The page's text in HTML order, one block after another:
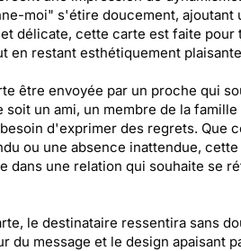
moi" s'étire doucement, ajoutant
délicate, cette carte est faite pour
en restant esthétiquement
être envoyée par un proche qui
soit un ami, un membre de la
d'exprimer des regrets. Que
ou une absence inattendue,
dans une relation qui souhaite se
le destinataire ressentira sans
du message et le design apaisant